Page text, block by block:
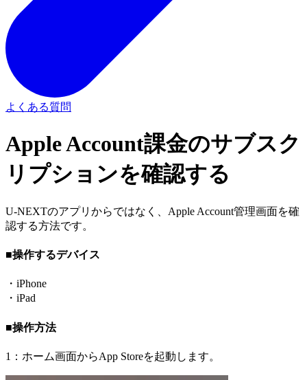
よくある質問
Apple Account課金のサブスク
リプションを確認する
U-NEXTのアプリからではなく、Apple Account管理画面を確
認する方法です。
■操作するデバイス
・iPhone
・iPad
■操作方法
1：ホーム画面からApp Storeを起動します。